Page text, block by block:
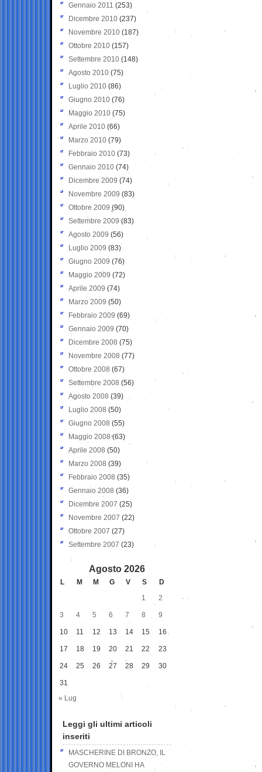
Gennaio 2011 (253)
Dicembre 2010 (237)
Novembre 2010 (187)
Ottobre 2010 (157)
Settembre 2010 (148)
Agosto 2010 (75)
Luglio 2010 (86)
Giugno 2010 (76)
Maggio 2010 (75)
Aprile 2010 (66)
Marzo 2010 (79)
Febbraio 2010 (73)
Gennaio 2010 (74)
Dicembre 2009 (74)
Novembre 2009 (83)
Ottobre 2009 (90)
Settembre 2009 (83)
Agosto 2009 (56)
Luglio 2009 (83)
Giugno 2009 (76)
Maggio 2009 (72)
Aprile 2009 (74)
Marzo 2009 (50)
Febbraio 2009 (69)
Gennaio 2009 (70)
Dicembre 2008 (75)
Novembre 2008 (77)
Ottobre 2008 (67)
Settembre 2008 (56)
Agosto 2008 (39)
Luglio 2008 (50)
Giugno 2008 (55)
Maggio 2008(63)
Aprile 2008 (50)
Marzo 2008 (39)
Febbraio 2008 (35)
Gennaio 2008 (36)
Dicembre 2007 (25)
Novembre 2007 (22)
Ottobre 2007 (27)
Settembre 2007 (23)
Agosto 2026
L M M G V S
D
1
2
3 4 5 6 7 8 9
10 11 12 13 14 15 16
17 18 19 20 21 22 23
24 25 26 27 28 29 30
31
« Lug
Leggi gli ultimi articoli
inseriti
MASCHERINE DI BRONZO, IL
GOVERNO MELONI HA